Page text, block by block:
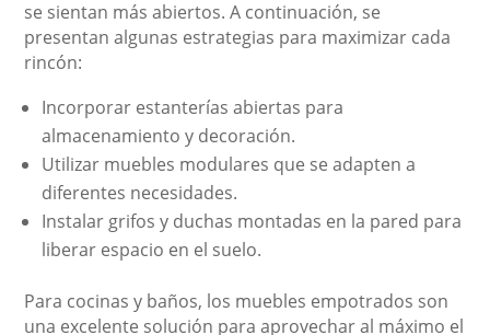
se sientan más abiertos. A continuación, se
presentan algunas estrategias para maximizar cada
rincón:
Incorporar estanterías abiertas para
almacenamiento y decoración.
Utilizar muebles modulares que se adapten a
diferentes necesidades.
Instalar grifos y duchas montadas en la pared para
liberar espacio en el suelo.
Para cocinas y baños, los muebles empotrados son
una excelente solución para aprovechar al máximo el